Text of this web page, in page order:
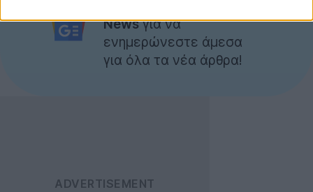
Newsγια να
ενημερώνεστε άμεσα
για όλα τα νέα άρθρα!